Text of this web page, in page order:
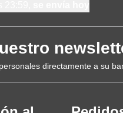
directamente a su